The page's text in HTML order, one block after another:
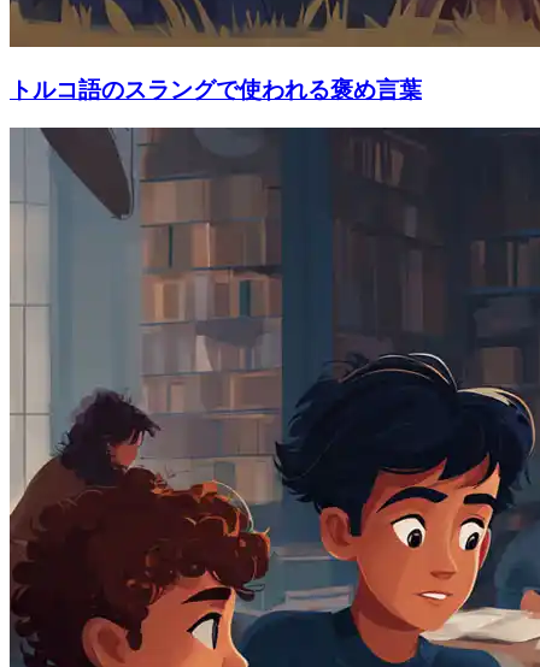
トルコ語のスラングで使われる褒め言葉